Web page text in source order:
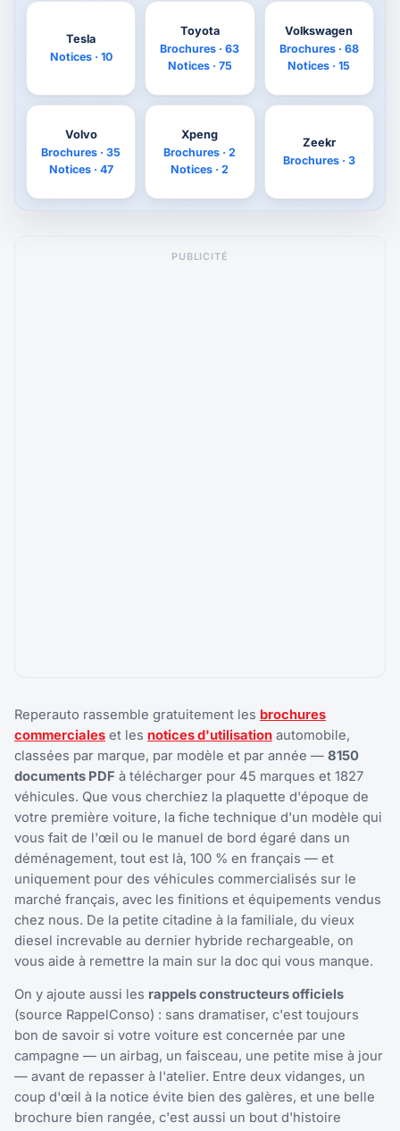
Tesla
Notices · 10
Toyota
Brochures · 63
Notices · 75
Volkswagen
Brochures · 68
Notices · 15
Volvo
Brochures · 35
Notices · 47
Xpeng
Brochures · 2
Notices · 2
Zeekr
Brochures · 3
PUBLICITÉ
Reperauto rassemble gratuitement les brochures
commerciales et les notices d'utilisation automobile,
classées par marque, par modèle et par année — 8150
documents PDF à télécharger pour 45 marques et 1827
véhicules. Que vous cherchiez la plaquette d'époque de
votre première voiture, la fiche technique d'un modèle qui
vous fait de l'œil ou le manuel de bord égaré dans un
déménagement, tout est là, 100 % en français — et
uniquement pour des véhicules commercialisés sur le
marché français, avec les finitions et équipements vendus
chez nous. De la petite citadine à la familiale, du vieux
diesel increvable au dernier hybride rechargeable, on
vous aide à remettre la main sur la doc qui vous manque.
On y ajoute aussi les rappels constructeurs officiels
(source RappelConso) : sans dramatiser, c'est toujours
bon de savoir si votre voiture est concernée par une
campagne — un airbag, un faisceau, une petite mise à jour
— avant de repasser à l'atelier. Entre deux vidanges, un
coup d'œil à la notice évite bien des galères, et une belle
brochure bien rangée, c'est aussi un bout d'histoire